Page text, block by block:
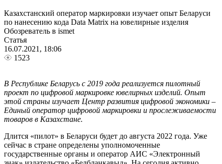
Казахстанский оператор маркировки изучает опыт Беларуси
по нанесению кода Data Matrix на ювелирные изделия
Обозреватель в ismet
Статья
16.07.2021, 18:06
1523
В Республике Беларусь с 2019 года реализуется пилотный
проект по цифровой маркировке ювелирных изделий. Опыт
этой страны изучает Центр развития цифровой экономики –
Единый оператор цифровой маркировки и прослеживаемости
товаров в Казахстане.
Длится «пилот» в Беларуси будет до августа 2022 года. Уже
сейчас в стране определены уполномоченные
государственные органы и оператор АИС «Электронный